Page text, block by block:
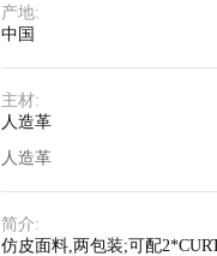
产地:
中国
主材:
人造革
人造革
简介:
仿皮面料,两包装;可配